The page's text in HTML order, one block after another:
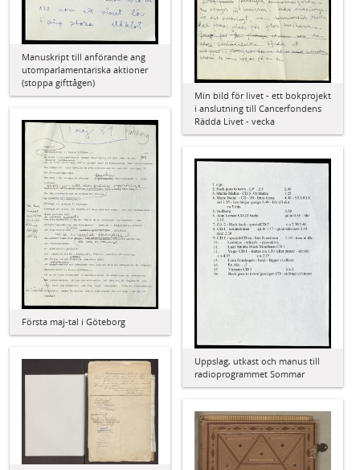
Manuskript till anförande ang
utomparlamentariska aktioner
(stoppa gifttågen)
Min bild för livet - ett bokprojekt
i anslutning till Cancerfondens
Rädda Livet - vecka
Första maj-tal i Göteborg
Uppslag, utkast och manus till
radioprogrammet Sommar